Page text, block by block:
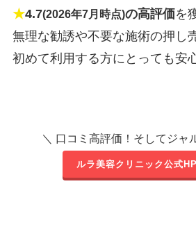
★4.7(2026年7月時点)の高評価を
無理な勧誘や不要な施術の押し
初めて利用する方にとっても安
＼ 口コミ高評価！そしてジャ
ルラ美容クリニック公式